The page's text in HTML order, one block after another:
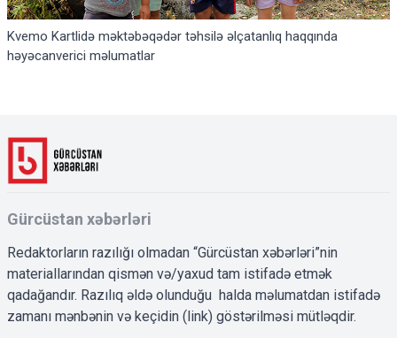
Kvemo Kartlidə məktəbəqədər təhsilə əlçatanlıq haqqında
həyəcanverici məlumatlar
Gürcüstan xəbərləri
Redaktorların razılığı olmadan “Gürcüstan xəbərləri”nin
materiallarından qismən və/yaxud tam istifadə etmək
qadağandır. Razılıq əldə olunduğu halda məlumatdan istifadə
zamanı mənbənin və keçidin (link) göstərilməsi mütləqdir.